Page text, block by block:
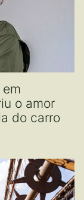
o amor
do carro